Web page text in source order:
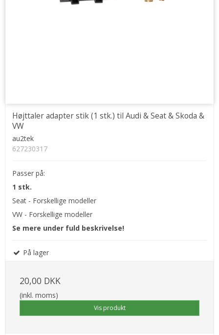
Højttaler adapter stik (1 stk.) til Audi & Seat & Skoda &
VW
au2tek
627230317
Passer på:
1 stk.
Seat - Forskellige modeller
VW - Forskellige modeller
Se mere under fuld beskrivelse!
På lager
20,00 DKK
(inkl. moms)
Vis produkt